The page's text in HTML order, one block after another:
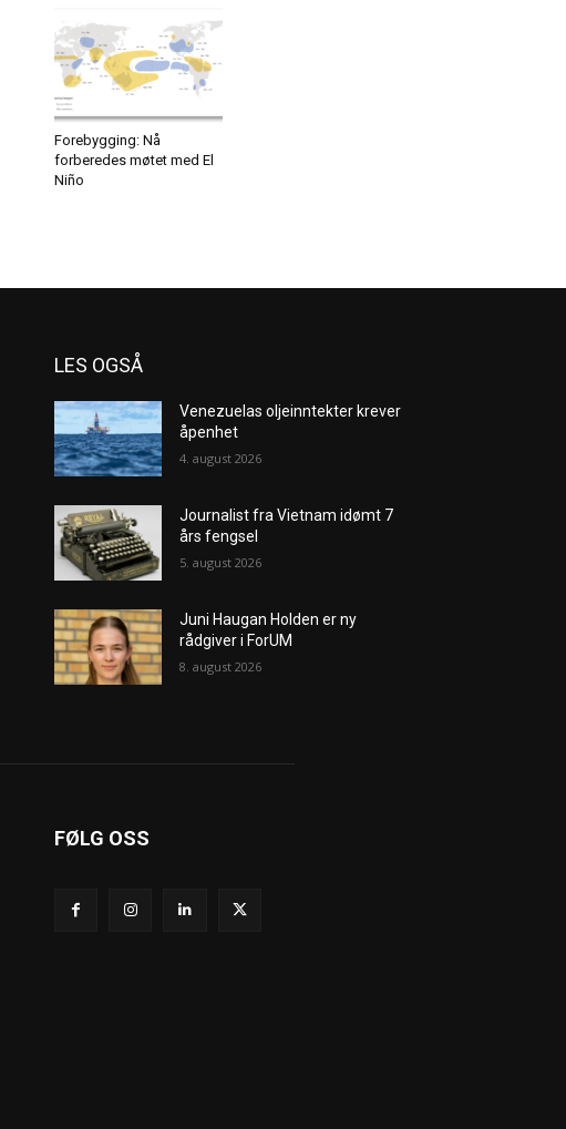
Forebygging: Nå
forberedes møtet med El
Niño
LES OGSÅ
Venezuelas oljeinntekter krever
åpenhet
4. august 2026
Journalist fra Vietnam idømt 7
års fengsel
5. august 2026
Juni Haugan Holden er ny
rådgiver i ForUM
8. august 2026
FØLG OSS